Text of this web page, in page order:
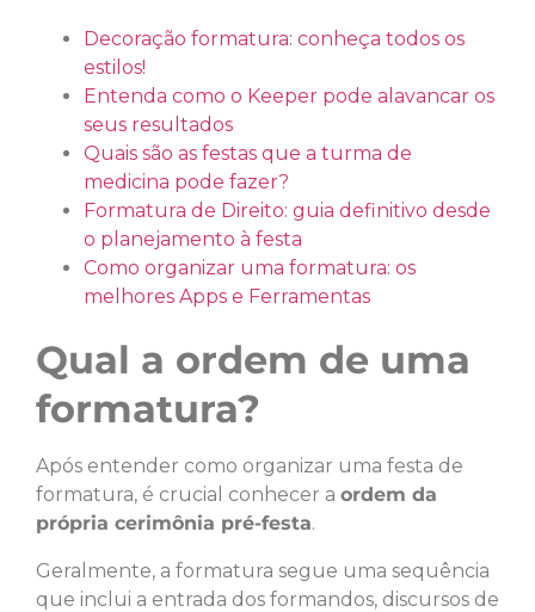
Decoração formatura: conheça todos os
estilos!
Entenda como o Keeper pode alavancar os
seus resultados
Quais são as festas que a turma de
medicina pode fazer?
Formatura de Direito: guia definitivo desde
o planejamento à festa
Como organizar uma formatura: os
melhores Apps e Ferramentas
Qual a ordem de uma
formatura?
Após entender como organizar uma festa de
formatura, é crucial conhecer a ordem da
própria cerimônia pré-festa.
Geralmente, a formatura segue uma sequência
que inclui a entrada dos formandos, discursos de